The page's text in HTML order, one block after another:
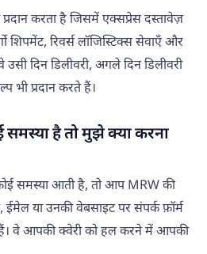
करता है जिसमें एक्सप्रेस दस्तावेज़
शिपमेंट, रिवर्स लॉजिस्टिक्स सेवाएँ और
दिन डिलीवरी, अगले दिन डिलीवरी
भी प्रदान करते हैं।
है तो मुझे क्या करना
समस्या आती है, तो आप MRW की
ईमेल या उनकी वेबसाइट पर संपर्क फ़ॉर्म
वे आपकी क्वेरी को हल करने में आपकी